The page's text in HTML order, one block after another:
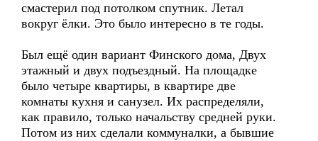
смастерил под потолком спутник. Летал
вокруг ёлки. Это было интересно в те годы.
Был ещё один вариант Финского дома, Двух
этажный и двух подъездный. На площадке
было четыре квартиры, в квартире две
комнаты кухня и санузел. Их распределяли,
как правило, только начальству средней руки.
Потом из них сделали коммуналки, а бывшие